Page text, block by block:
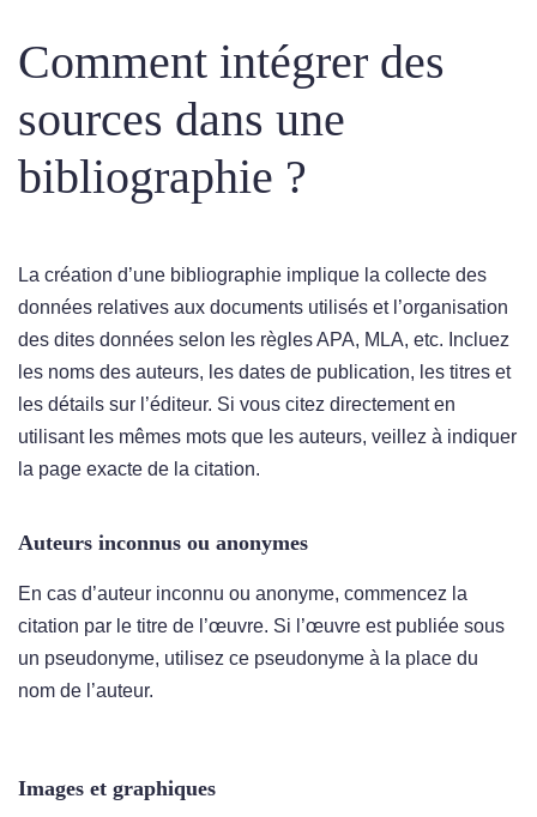
Comment intégrer des
sources dans une
bibliographie ?
La création d’une bibliographie implique la collecte des
données relatives aux documents utilisés et l’organisation
des dites données selon les règles APA, MLA, etc. Incluez
les noms des auteurs, les dates de publication, les titres et
les détails sur l’éditeur. Si vous citez directement en
utilisant les mêmes mots que les auteurs, veillez à indiquer
la page exacte de la citation.
Auteurs inconnus ou anonymes
En cas d’auteur inconnu ou anonyme, commencez la
citation par le titre de l’œuvre. Si l’œuvre est publiée sous
un pseudonyme, utilisez ce pseudonyme à la place du
nom de l’auteur.
Images et graphiques